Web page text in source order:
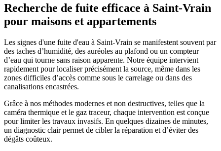
Recherche de fuite efficace à Saint-Vrain
pour maisons et appartements
Les signes d'une fuite d'eau à Saint-Vrain se manifestent souvent par
des taches d’humidité, des auréoles au plafond ou un compteur
d’eau qui tourne sans raison apparente. Notre équipe intervient
rapidement pour localiser précisément la source, même dans les
zones difficiles d’accès comme sous le carrelage ou dans des
canalisations encastrées.
Grâce à nos méthodes modernes et non destructives, telles que la
caméra thermique et le gaz traceur, chaque intervention est conçue
pour limiter les travaux invasifs. En quelques dizaines de minutes,
un diagnostic clair permet de cibler la réparation et d’éviter des
dégâts coûteux.